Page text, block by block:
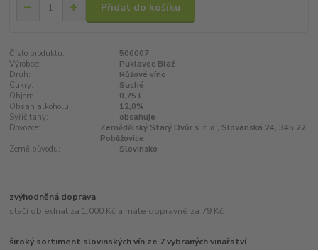
Přidat do košíku
Číslo produktu:
506007
Výrobce:
Puklavec Blaž
Druh:
Růžové víno
Cukry:
Suché
Objem:
0,75 l
Obsah alkoholu:
12,0%
Syřičitany:
obsahuje
Dovozce:
Zemědělský Starý Dvůr s. r. o., Slovanská 24, 345 22
Poběžovice
Země původu:
Slovinsko
zvýhodněná doprava
stačí objednat za 1.000 Kč a máte dopravné za 79 Kč
široký sortiment slovinských vín ze 7 vybraných vinařství